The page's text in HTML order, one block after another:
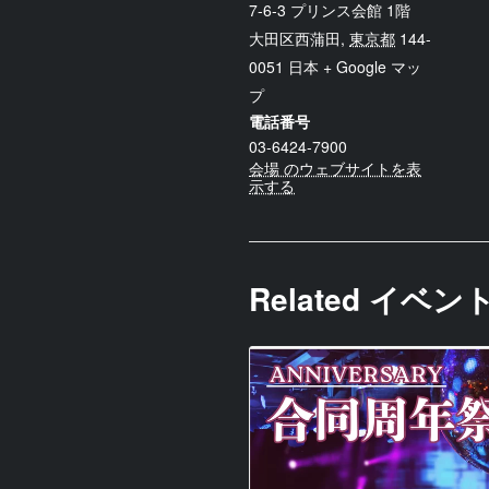
7-6-3 プリンス会館 1階
大田区西蒲田, 東京都 144-
0051 日本 + Google マッ
プ
電話番号
03-6424-7900
会場 のウェブサイトを表
示する
Related イベン